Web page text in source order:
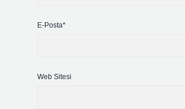
E-Posta*
Web Sitesi